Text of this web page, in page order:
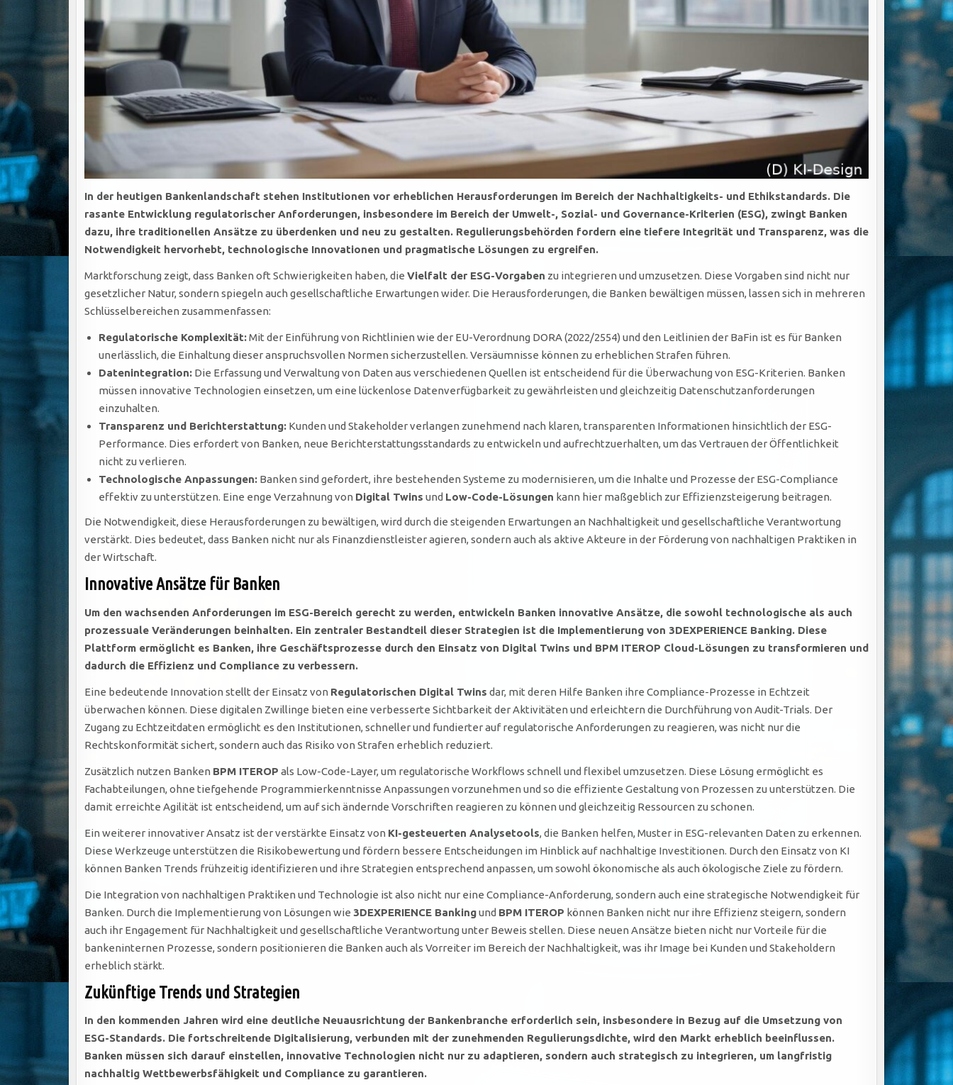
In der heutigen Bankenlandschaft stehen Institutionen vor erheblichen Herausforderungen im Bereich der Nachhaltigkeits- und Ethikstandards. Die
rasante Entwicklung regulatorischer Anforderungen, insbesondere im Bereich der Umwelt-, Sozial- und Governance-Kriterien (ESG), zwingt Banken
dazu, ihre traditionellen Ansätze zu überdenken und neu zu gestalten. Regulierungsbehörden fordern eine tiefere Integrität und Transparenz, was die
Notwendigkeit hervorhebt, technologische Innovationen und pragmatische Lösungen zu ergreifen.
Marktforschung zeigt, dass Banken oft Schwierigkeiten haben, die Vielfalt der ESG-Vorgaben zu integrieren und umzusetzen. Diese Vorgaben sind nicht nur
gesetzlicher Natur, sondern spiegeln auch gesellschaftliche Erwartungen wider. Die Herausforderungen, die Banken bewältigen müssen, lassen sich in mehreren
Schlüsselbereichen zusammenfassen:
Regulatorische Komplexität:Mit der Einführung von Richtlinien wie der EU-Verordnung DORA (2022/2554) und den Leitlinien der BaFin ist es für Banken
unerlässlich, die Einhaltung dieser anspruchsvollen Normen sicherzustellen. Versäumnisse können zu erheblichen Strafen führen.
Datenintegration: Die Erfassung und Verwaltung von Daten aus verschiedenen Quellen ist entscheidend für die Überwachung von ESG-Kriterien. Banken
müssen innovative Technologien einsetzen, um eine lückenlose Datenverfügbarkeit zu gewährleisten und gleichzeitig Datenschutzanforderungen
einzuhalten.
Transparenz und Berichterstattung: Kunden und Stakeholder verlangen zunehmend nach klaren, transparenten Informationen hinsichtlich der ESG-
Performance. Dies erfordert von Banken, neue Berichterstattungsstandards zu entwickeln und aufrechtzuerhalten, um das Vertrauen der Öffentlichkeit
nicht zu verlieren.
Technologische Anpassungen: Banken sind gefordert, ihre bestehenden Systeme zu modernisieren, um die Inhalte und Prozesse der ESG-Compliance
effektiv zu unterstützen. Eine enge Verzahnung von Digital Twins und Low-Code-Lösungen kann hier maßgeblich zur Effizienzsteigerung beitragen.
Die Notwendigkeit, diese Herausforderungen zu bewältigen, wird durch die steigenden Erwartungen an Nachhaltigkeit und gesellschaftliche Verantwortung
verstärkt. Dies bedeutet, dass Banken nicht nur als Finanzdienstleister agieren, sondern auch als aktive Akteure in der Förderung von nachhaltigen Praktiken in
der Wirtschaft.
Innovative Ansätze für Banken
Um den wachsenden Anforderungen im ESG-Bereich gerecht zu werden, entwickeln Banken innovative Ansätze, die sowohl technologische als auch
prozessuale Veränderungen beinhalten. Ein zentraler Bestandteil dieser Strategien ist die Implementierung von 3DEXPERIENCE Banking. Diese
Plattform ermöglicht es Banken, ihre Geschäftsprozesse durch den Einsatz von Digital Twins und BPM ITEROP Cloud-Lösungen zu transformieren und
dadurch die Effizienz und Compliance zu verbessern.
Eine bedeutende Innovation stellt der Einsatz von Regulatorischen Digital Twins dar, mit deren Hilfe Banken ihre Compliance-Prozesse in Echtzeit
überwachen können. Diese digitalen Zwillinge bieten eine verbesserte Sichtbarkeit der Aktivitäten und erleichtern die Durchführung von Audit-Trials. Der
Zugang zu Echtzeitdaten ermöglicht es den Institutionen, schneller und fundierter auf regulatorische Anforderungen zu reagieren, was nicht nur die
Rechtskonformität sichert, sondern auch das Risiko von Strafen erheblich reduziert.
Zusätzlich nutzen Banken BPM ITEROP als Low-Code-Layer, um regulatorische Workflows schnell und flexibel umzusetzen. Diese Lösung ermöglicht es
Fachabteilungen, ohne tiefgehende Programmierkenntnisse Anpassungen vorzunehmen und so die effiziente Gestaltung von Prozessen zu unterstützen. Die
damit erreichte Agilität ist entscheidend, um auf sich ändernde Vorschriften reagieren zu können und gleichzeitig Ressourcen zu schonen.
Ein weiterer innovativer Ansatz ist der verstärkte Einsatz von KI-gesteuerten Analysetools, die Banken helfen, Muster in ESG-relevanten Daten zu erkennen.
Diese Werkzeuge unterstützen die Risikobewertung und fördern bessere Entscheidungen im Hinblick auf nachhaltige Investitionen. Durch den Einsatz von KI
können Banken Trends frühzeitig identifizieren und ihre Strategien entsprechend anpassen, um sowohl ökonomische als auch ökologische Ziele zu fördern.
Die Integration von nachhaltigen Praktiken und Technologie ist also nicht nur eine Compliance-Anforderung, sondern auch eine strategische Notwendigkeit für
Banken. Durch die Implementierung von Lösungen wie 3DEXPERIENCE Bankingund BPM ITEROP können Banken nicht nur ihre Effizienz steigern, sondern
auch ihr Engagement für Nachhaltigkeit und gesellschaftliche Verantwortung unter Beweis stellen. Diese neuen Ansätze bieten nicht nur Vorteile für die
bankeninternen Prozesse, sondern positionieren die Banken auch als Vorreiter im Bereich der Nachhaltigkeit, was ihr Image bei Kunden und Stakeholdern
erheblich stärkt.
Zukünftige Trends und Strategien
In den kommenden Jahren wird eine deutliche Neuausrichtung der Bankenbranche erforderlich sein, insbesondere in Bezug auf die Umsetzung von
ESG-Standards. Die fortschreitende Digitalisierung, verbunden mit der zunehmenden Regulierungsdichte, wird den Markt erheblich beeinflussen.
Banken müssen sich darauf einstellen, innovative Technologien nicht nur zu adaptieren, sondern auch strategisch zu integrieren, um langfristig
nachhaltig Wettbewerbsfähigkeit und Compliance zu garantieren.